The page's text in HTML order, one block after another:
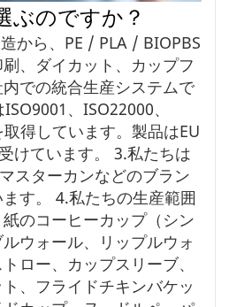
ぶのですか？
から、PE / PLA / BIOPBS
、ダイカット、カップフ
での統合生産システムで
、ISO22000、
取得しています。製品はEU
けています。 3.私たちは
スターカンなどのブラン
す。 4.私たちの生産範囲
のコーヒーカップ（シン
ウォール、リップルウォ
ロー、カップスリーブ、
、フライドチキンバケッ